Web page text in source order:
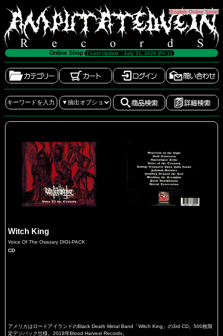
[English Online Store]
Online Shop [ Last Update : July 31, 2026 (Fri.) ]
Witch King
Voice Of The Ossuary DIGI-PACK
CD
アメリカはロードアイランドのBlack Death Metal Band「Witch King」の3rd CD。500枚限
定デジパック仕様。2018年Blood Harvest Records。